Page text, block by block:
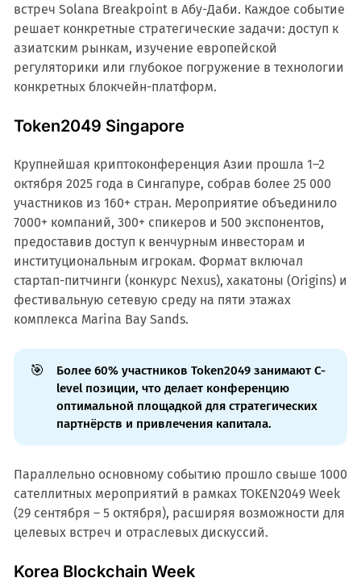
встреч Solana Breakpoint в Абу-Даби. Каждое событие
решает конкретные стратегические задачи: доступ к
азиатским рынкам, изучение европейской
регуляторики или глубокое погружение в технологии
конкретных блокчейн-платформ.
Token2049 Singapore
Крупнейшая криптоконференция Азии прошла 1–2
октября 2025 года в Сингапуре, собрав более 25 000
участников из 160+ стран. Мероприятие объединило
7000+ компаний, 300+ спикеров и 500 экспонентов,
предоставив доступ к венчурным инвесторам и
институциональным игрокам. Формат включал
стартап-питчинги (конкурс Nexus), хакатоны (Origins) и
фестивальную сетевую среду на пяти этажах
комплекса Marina Bay Sands.
🎯
Более 60% участников Token2049 занимают C-
level позиции, что делает конференцию
оптимальной площадкой для стратегических
партнёрств и привлечения капитала.
Параллельно основному событию прошло свыше 1000
сателлитных мероприятий в рамках TOKEN2049 Week
(29 сентября – 5 октября), расширяя возможности для
целевых встреч и отраслевых дискуссий.
Korea Blockchain Week